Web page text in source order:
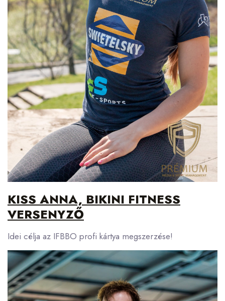
KISS ANNA, BIKINI FITNESS
VERSENYZŐ
Idei célja az IFBBO profi kártya megszerzése!